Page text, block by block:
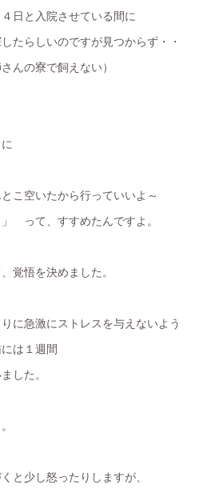
日と入院させている間に
たらしいのですが見つからず・・
んの寮で飼えない）
こ空いたから行っていいよ～
って、すすめたんですよ。
覚悟を決めました。
に急激にストレスを与えないよう
は１週間
した。
と少し怒ったりしますが、